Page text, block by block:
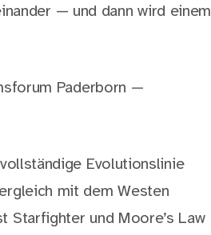
— und dann wird einem
Paderborn —
Evolutionslinie
mit dem Westen
Starfighter und Moore’s Law